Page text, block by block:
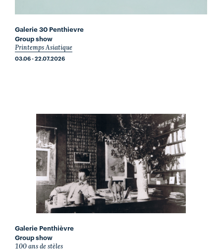
Galerie 30 Penthievre
Group show
Printemps Asiatique
03.06 - 22.07.2026
Galerie Penthièvre
Group show
100 ans de stèles